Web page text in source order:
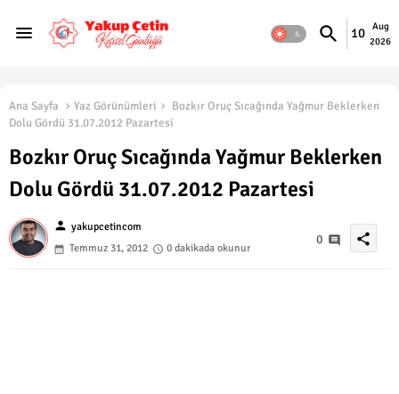
10
Aug
2026
Ana Sayfa Yaz Görünümleri
Bozkır Oruç Sıcağında Yağmur Beklerken
Dolu Gördü 31.07.2012 Pazartesi
Bozkır Oruç Sıcağında Yağmur Beklerken
Dolu Gördü 31.07.2012 Pazartesi
person yakupcetincom
Temmuz 31, 2012
0 dakikada okunur
0 share